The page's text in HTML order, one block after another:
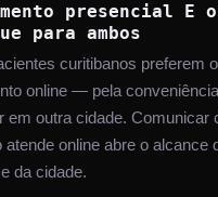
presencial E
para ambos
curitibanos preferem
online — pela
em outra cidade. Comunicar
atende online abre o alcance
da cidade.